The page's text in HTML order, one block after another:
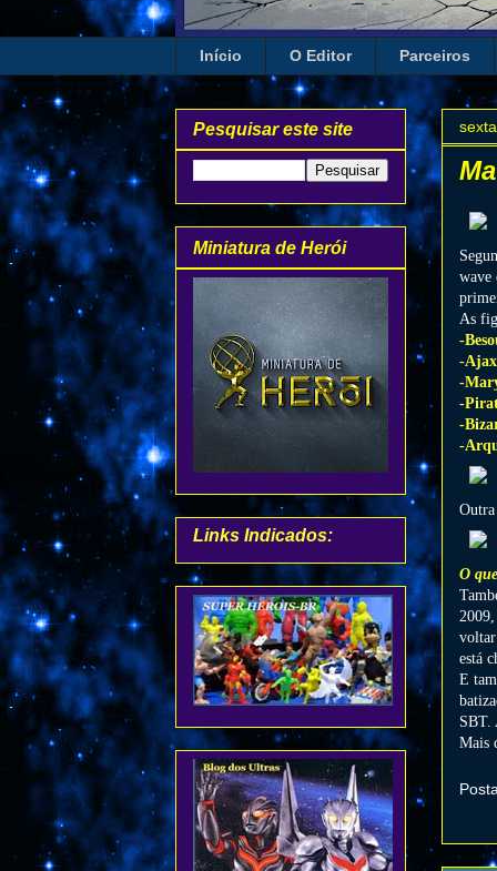
Início O Editor Parceiros
wave
As
-
-
-
-
-Biz
-
O
voltar
está
E
SBT.
Mais
Pesquisar este site
Miniatura de Herói
Links Indicados: